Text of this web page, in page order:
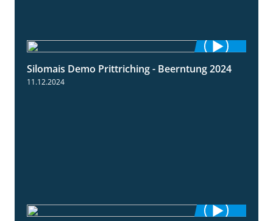
12:28
Silomais Demo Prittriching - Beerntung 2024
11.12.2024